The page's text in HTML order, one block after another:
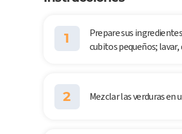
1
Prepare sus
cubitos pequeños;
2 Mezclar las verduras en